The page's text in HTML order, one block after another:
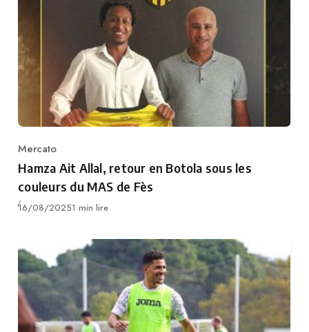
Category
Mercato
Hamza Ait Allal, retour en Botola sous les
couleurs du MAS de Fès
Publié
16/08/20251 min lire